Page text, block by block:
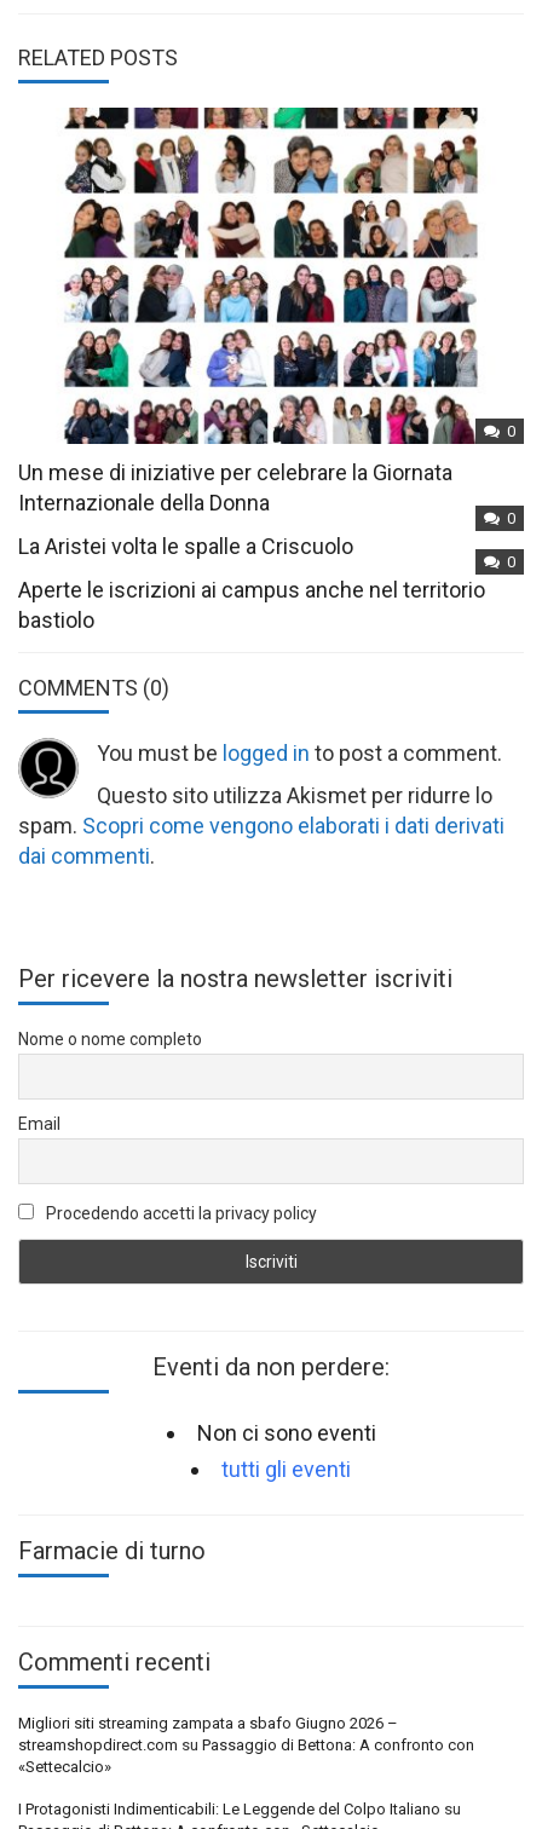
RELATED POSTS
0
Un mese di iniziative per celebrare la Giornata
Internazionale della Donna
0
La Aristei volta le spalle a Criscuolo
0
Aperte le iscrizioni ai campus anche nel territorio
bastiolo
COMMENTS (0)
You must be logged in to post a comment.
Questo sito utilizza Akismet per ridurre lo
spam. Scopri come vengono elaborati i dati derivati
dai commenti.
Per ricevere la nostra newsletter iscriviti
Nome o nome completo
Email
Procedendo accetti la privacy policy
Eventi da non perdere:
Non ci sono eventi
tutti gli eventi
Farmacie di turno
Commenti recenti
Migliori siti streaming zampata a sbafo Giugno 2026 –
streamshopdirect.com su Passaggio di Bettona: A confronto con
«Settecalcio»
I Protagonisti Indimenticabili: Le Leggende del Colpo Italiano su